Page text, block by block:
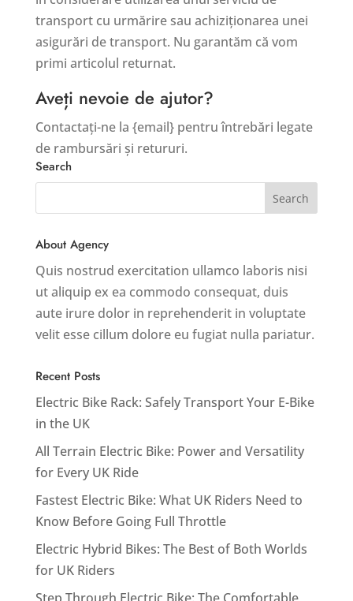
transport cu urmărire sau achiziționarea unei
asigurări de transport. Nu garantăm că vom
primi articolul returnat.
Aveți nevoie de ajutor?
Contactați-ne la {email} pentru întrebări legate
de rambursări și retururi.
Search
About Agency
Quis nostrud exercitation ullamco laboris nisi
ut aliquip ex ea commodo consequat, duis
aute irure dolor in reprehenderit in voluptate
velit esse cillum dolore eu fugiat nulla pariatur.
Recent Posts
Electric Bike Rack: Safely Transport Your E-Bike
in the UK
All Terrain Electric Bike: Power and Versatility
for Every UK Ride
Fastest Electric Bike: What UK Riders Need to
Know Before Going Full Throttle
Electric Hybrid Bikes: The Best of Both Worlds
for UK Riders